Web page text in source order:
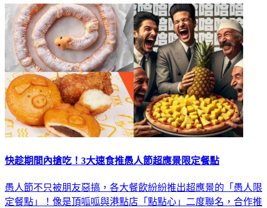
快趁期間內搶吃！3大速食推愚人節超應景限定餐點
愚人節不只被朋友惡搞，各大餐飲紛紛推出超應景的「愚人限
定餐點」！像是頂呱呱與港點店「點點心」二度聯名，合作推